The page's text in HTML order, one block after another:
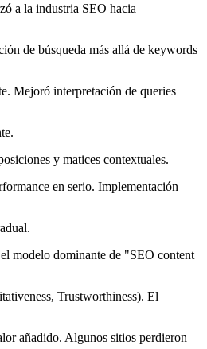
a la industria SEO hacia
de búsqueda más allá de keywords
Mejoró interpretación de queries
y matices contextuales.
en serio. Implementación
modelo dominante de "SEO content
Trustworthiness). El
añadido. Algunos sitios perdieron